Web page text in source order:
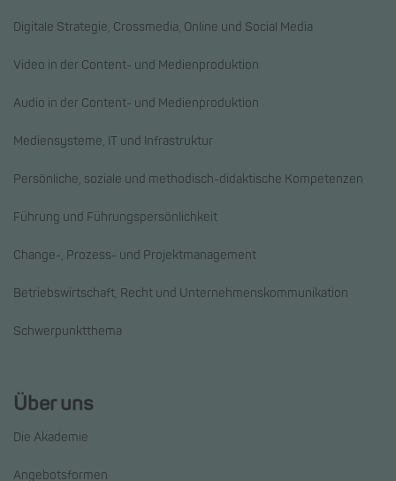
Digitale Strategie, Crossmedia, Online und Social Media
Video in der Content- und Medienproduktion
Audio in der Content- und Medienproduktion
Mediensysteme, IT und Infrastruktur
Persönliche, soziale und methodisch-didaktische Kompetenzen
Führung und Führungspersönlichkeit
Change-, Prozess- und Projektmanagement
Betriebswirtschaft, Recht und Unternehmenskommunikation
Schwerpunktthema
Über uns
Die Akademie
Angebotsformen